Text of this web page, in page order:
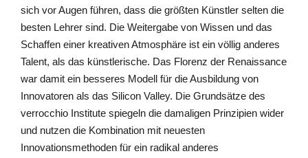
sich vor Augen führen, dass die größten Künstler selten die
besten Lehrer sind. Die Weitergabe von Wissen und das
Schaffen einer kreativen Atmosphäre ist ein völlig anderes
Talent, als das künstlerische. Das Florenz der Renaissance
war damit ein besseres Modell für die Ausbildung von
Innovatoren als das Silicon Valley. Die Grundsätze des
verrocchio Institute spiegeln die damaligen Prinzipien wider
und nutzen die Kombination mit neuesten
Innovationsmethoden für ein radikal anderes